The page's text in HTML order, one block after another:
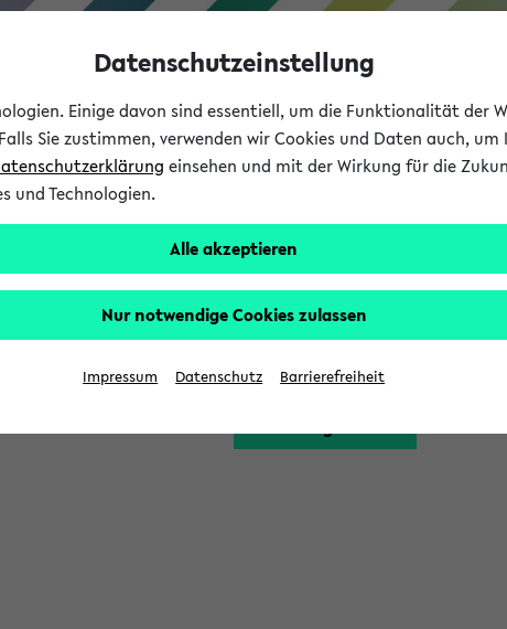
zugreifen, die Ihnen erst nach einer Anmeldung am System
Bitte melden Sie sich an:
Datenschutzeinstellung
Einige davon sind essentiell, um die Funktionalität der
Sie zustimmen, verwenden wir Cookies und Daten auch,
einsehen und mit der Wirkung für die
und Technologien.
Alle akzeptieren
Nur notwendige Cookies zulassen
Impressum Datenschutz Barrierefreiheit